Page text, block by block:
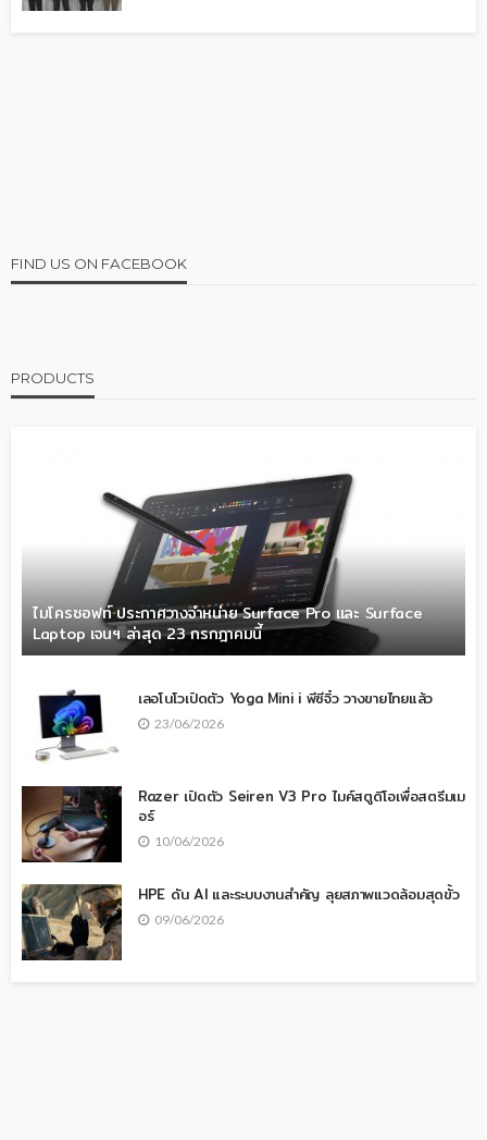
FIND US ON FACEBOOK
PRODUCTS
ไมโครซอฟท์ ประกาศวางจำหน่าย Surface Pro และ Surface
Laptop เจนฯ ล่าสุด 23 กรกฎาคมนี้
เลอโนโวเปิดตัว Yoga Mini i พีซีจิ๋ว วางขายไทยแล้ว
23/06/2026
Razer เปิดตัว Seiren V3 Pro ไมค์สตูดิโอเพื่อสตรีมเม
อร์
10/06/2026
HPE ดัน AI และระบบงานสำคัญ ลุยสภาพแวดล้อมสุดขั้ว
09/06/2026